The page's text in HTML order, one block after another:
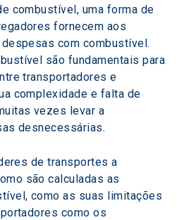
combustível, uma forma de
fornecem aos
com combustível.
são fundamentais para
transportadores e
complexidade e falta de
vezes levar a
desnecessárias.
de transportes a
são calculadas as
como as suas limitações
como os